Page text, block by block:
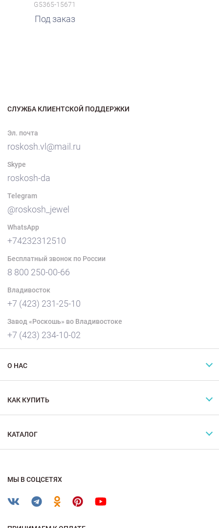
G5365-15671
Под заказ
СЛУЖБА КЛИЕНТСКОЙ ПОДДЕРЖКИ
Эл. почта
roskosh.vl@mail.ru
Skype
roskosh-da
Telegram
@roskosh_jewel
WhatsApp
+74232312510
Бесплатный звонок по России
8 800 250-00-66
Владивосток
+7 (423) 231-25-10
Завод «Роскошь» во Владивостоке
+7 (423) 234-10-02
О НАС
КАК КУПИТЬ
КАТАЛОГ
МЫ В СОЦСЕТЯХ